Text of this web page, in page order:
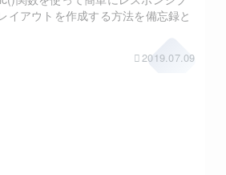
イアウトを作成する方法を備忘録と
2019.07.09